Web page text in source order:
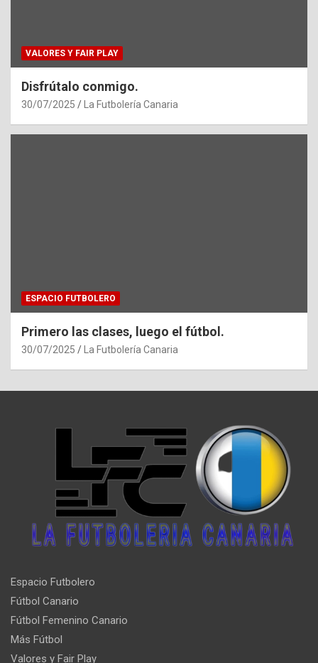
VALORES Y FAIR PLAY
Disfrútalo conmigo.
30/07/2025 La Futbolería Canaria
ESPACIO FUTBOLERO
Primero las clases, luego el fútbol.
30/07/2025 La Futbolería Canaria
Espacio Futbolero
Fútbol Canario
Fútbol Femenino Canario
Más Fútbol
Valores y Fair Play